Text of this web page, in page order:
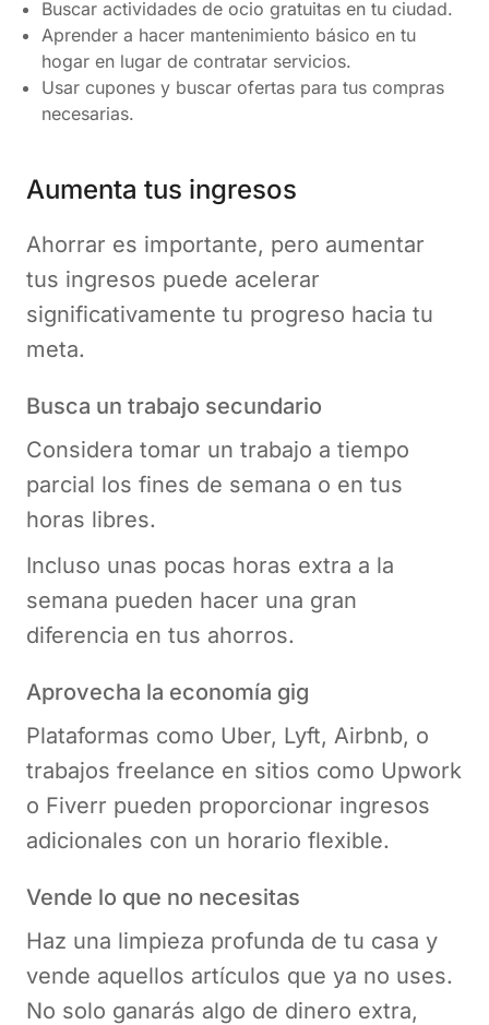
Buscar actividades de ocio gratuitas en tu ciudad.
Aprender a hacer mantenimiento básico en tu
hogar en lugar de contratar servicios.
Usar cupones y buscar ofertas para tus compras
necesarias.
Aumenta tus ingresos
Ahorrar es importante, pero aumentar
tus ingresos puede acelerar
significativamente tu progreso hacia tu
meta.
Busca un trabajo secundario
Considera tomar un trabajo a tiempo
parcial los fines de semana o en tus
horas libres.
Incluso unas pocas horas extra a la
semana pueden hacer una gran
diferencia en tus ahorros.
Aprovecha la economía gig
Plataformas como Uber, Lyft, Airbnb, o
trabajos freelance en sitios como Upwork
o Fiverr pueden proporcionar ingresos
adicionales con un horario flexible.
Vende lo que no necesitas
Haz una limpieza profunda de tu casa y
vende aquellos artículos que ya no uses.
No solo ganarás algo de dinero extra,